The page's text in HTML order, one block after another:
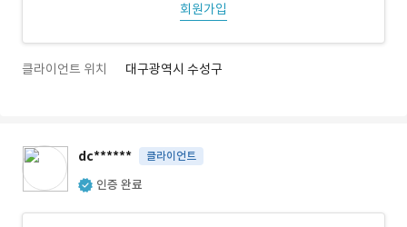
회원가입
클라이언트 위치 대구광역시 수성구
dc****** 클라이언트
인증 완료